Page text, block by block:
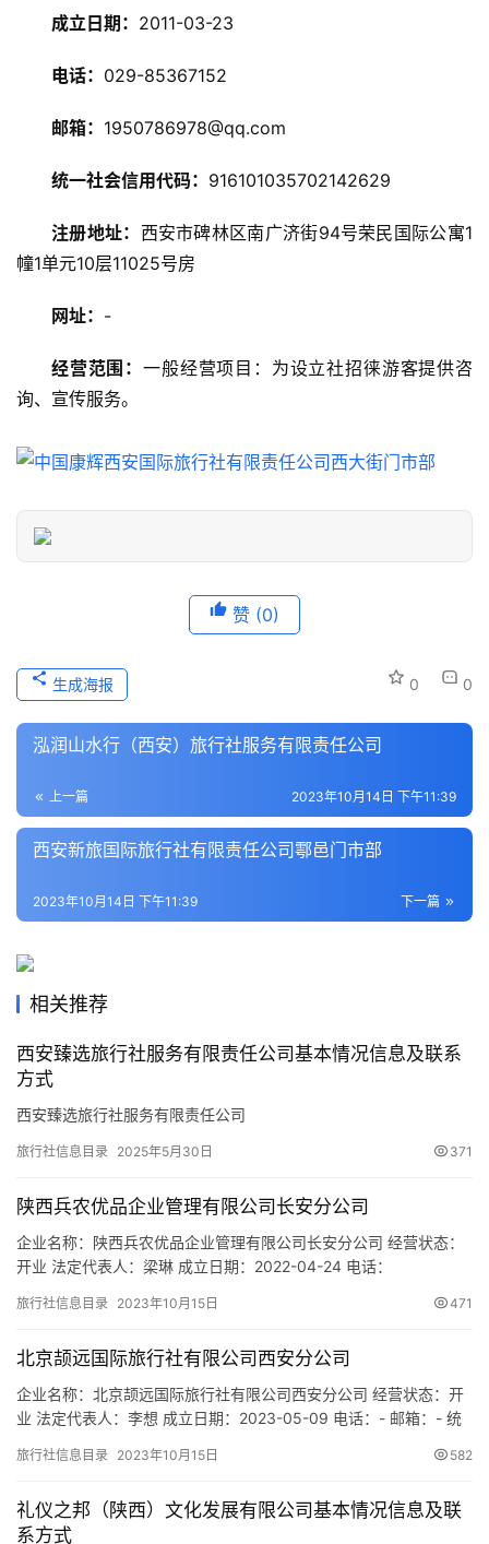
产
点
旅
息
化
导
之
家
地
活
游
城
登录 注册
成立日期： 2011-03-23
电话： 029-85367152
邮箱： 1950786978@qq.com
统一社会信用代码： 916101035702142629
注册地址： 西安市碑林区南广济街94号荣民国际公寓1
幢1单元10层11025号房
网址： -
经营范围：一般经营项目：为设立社招徕游客提供咨
询、宣传服务。
赞 (0)
0 0
生成海报
泓润山水行（西安）旅行社服务有限责任公司
上一篇 2023年10月14日 下午11:39
西安新旅国际旅行社有限责任公司鄠邑门市部
下一篇
2023年10月14日 下午11:39
相关推荐
西安臻选旅行社服务有限责任公司基本情况信息及联系
方式
西安臻选旅行社服务有限责任公司
旅行社信息目录 2025年5月30日 371
陕西兵农优品企业管理有限公司长安分公司
企业名称：陕西兵农优品企业管理有限公司长安分公司 经营状态：
开业 法定代表人：梁琳 成立日期：2022-04-24 电话：
91610116MABMAYL59H 注册地址：陕西省西安市长安区韦曲街办
项目：企业总…
旅行社信息目录 2023年10月15日 471
北京颉远国际旅行社有限公司西安分公司
企业名称：北京颉远国际旅行社有限公司西安分公司 经营状态：开
业 法定代表人：李想 成立日期：2023-05-09 电话：- 邮箱：- 统
市碑林区雁塔路北段8号万达广场2幢1单元2706室 网址：- 经营范
涉许可审批的教育培训活动…
旅行社信息目录 2023年10月15日 582
礼仪之邦（陕西）文化发展有限公司基本情况信息及联
系方式